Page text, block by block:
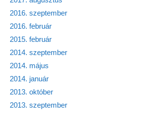
2016. szeptember
2016. február
2015. február
2014. szeptember
2014. május
2014. január
2013. október
2013. szeptember